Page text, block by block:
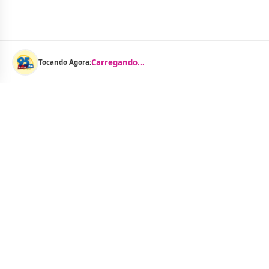
Tocando Agora:Carregando...